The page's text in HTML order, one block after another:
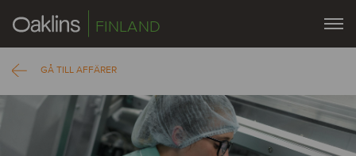
FINLAND
GÅ TILL AFFÄRER